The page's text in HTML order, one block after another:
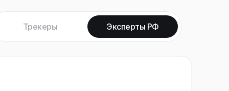
Эксперты РФ
Трекеры